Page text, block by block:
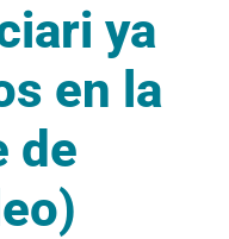
ya
en la
de